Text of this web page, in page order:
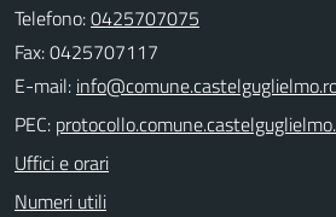
Telefono:0425707075
Fax: 0425707117
E-mail:
PEC:
Uffici e orari
Numeri utili